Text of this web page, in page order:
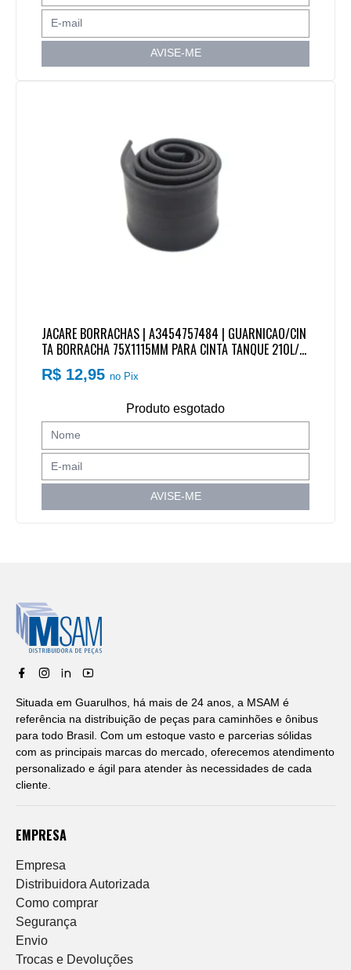
AVISE-ME
JACARE BORRACHAS | A3454757484 | GUARNICAO/CIN
TA BORRACHA 75X1115MM PARA CINTA TANQUE 210L/2
75L/300L VW/FORD/MB
R$ 12,95no Pix
Produto esgotado
AVISE-ME
Situada em Guarulhos, há mais de 24 anos, a MSAM é
referência na distribuição de peças para caminhões e ônibus
para todo Brasil. Com um estoque vasto e parcerias sólidas
com as principais marcas do mercado, oferecemos atendimento
personalizado e ágil para atender às necessidades de cada
cliente.
EMPRESA
Empresa
Distribuidora Autorizada
Como comprar
Segurança
Envio
Trocas e Devoluções